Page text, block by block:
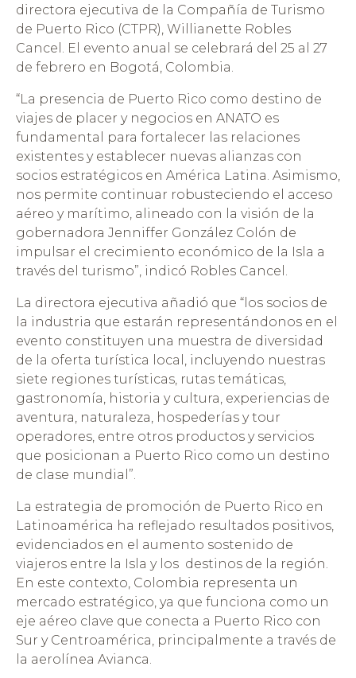
directora ejecutiva de la Compañía de Turismo
de Puerto Rico (CTPR), Willianette Robles
Cancel. El evento anual se celebrará del 25 al 27
de febrero en Bogotá, Colombia.
“La presencia de Puerto Rico como destino de
viajes de placer y negocios en ANATO es
fundamental para fortalecer las relaciones
existentes y establecer nuevas alianzas con
socios estratégicos en América Latina. Asimismo,
nos permite continuar robusteciendo el acceso
aéreo y marítimo, alineado con la visión de la
gobernadora Jenniffer González Colón de
impulsar el crecimiento económico de la Isla a
través del turismo”, indicó Robles Cancel.
La directora ejecutiva añadió que “los socios de
la industria que estarán representándonos en el
evento constituyen una muestra de diversidad
de la oferta turística local, incluyendo nuestras
siete regiones turísticas, rutas temáticas,
gastronomía, historia y cultura, experiencias de
aventura, naturaleza, hospederías y tour
operadores, entre otros productos y servicios
que posicionan a Puerto Rico como un destino
de clase mundial”.
La estrategia de promoción de Puerto Rico en
Latinoamérica ha reflejado resultados positivos,
evidenciados en el aumento sostenido de
viajeros entre la Isla y los destinos de la región.
En este contexto, Colombia representa un
mercado estratégico, ya que funciona como un
eje aéreo clave que conecta a Puerto Rico con
Sur y Centroamérica, principalmente a través de
la aerolínea Avianca.